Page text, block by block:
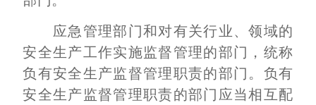
应急管理部门和对有关行业、领域的
安全生产工作实施监督管理的部门，统称
负有安全生产监督管理职责的部门。负有
安全生产监督管理职责的部门应当相互配